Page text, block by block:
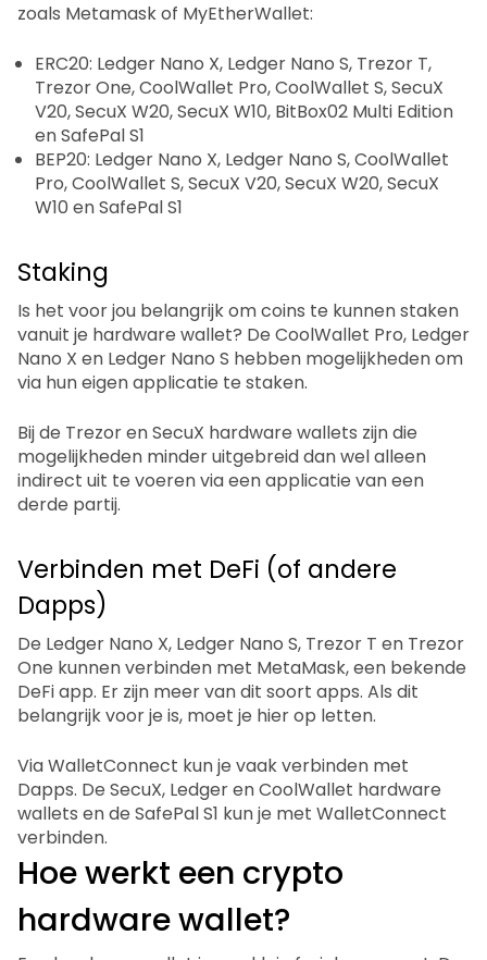
zoals Metamask of MyEtherWallet:
ERC20: Ledger Nano X, Ledger Nano S, Trezor T,
Trezor One, CoolWallet Pro, CoolWallet S, SecuX
V20, SecuX W20, SecuX W10, BitBox02 Multi Edition
en SafePal S1
BEP20: Ledger Nano X, Ledger Nano S, CoolWallet
Pro, CoolWallet S, SecuX V20, SecuX W20, SecuX
W10 en SafePal S1
Staking
Is het voor jou belangrijk om coins te kunnen staken
vanuit je hardware wallet? De CoolWallet Pro, Ledger
Nano X en Ledger Nano S hebben mogelijkheden om
via hun eigen applicatie te staken.
Bij de Trezor en SecuX hardware wallets zijn die
mogelijkheden minder uitgebreid dan wel alleen
indirect uit te voeren via een applicatie van een
derde partij.
Verbinden met DeFi (of andere
Dapps)
De Ledger Nano X, Ledger Nano S, Trezor T en Trezor
One kunnen verbinden met MetaMask, een bekende
DeFi app. Er zijn meer van dit soort apps. Als dit
belangrijk voor je is, moet je hier op letten.
Via WalletConnect kun je vaak verbinden met
Dapps. De SecuX, Ledger en CoolWallet hardware
wallets en de SafePal S1 kun je met WalletConnect
verbinden.
Hoe werkt een crypto
hardware wallet?